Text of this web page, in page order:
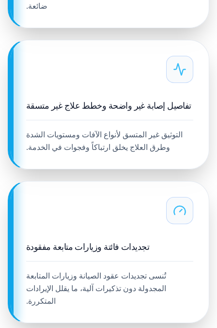
ضائعة.
تفاصيل إصابة غير واضحة وخطط علاج غير متسقة
التوثيق غير المتسق لأنواع الآفات ومستويات الشدة
وطرق العلاج يخلق ارتباكاً وفجوات في الخدمة.
تجديدات فائتة وزيارات متابعة مفقودة
تُنسى تجديدات عقود الصيانة وزيارات المتابعة
المجدولة دون تذكيرات آلية، ما يقلل الإيرادات
المتكررة.